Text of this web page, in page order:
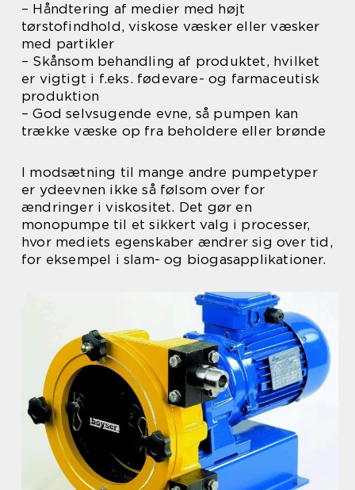
– Håndtering af medier med højt
tørstofindhold, viskose væsker eller væsker
med partikler
– Skånsom behandling af produktet, hvilket
er vigtigt i f.eks. fødevare- og farmaceutisk
produktion
– God selvsugende evne, så pumpen kan
trække væske op fra beholdere eller brønde
I modsætning til mange andre pumpetyper
er ydeevnen ikke så følsom over for
ændringer i viskositet. Det gør en
monopumpe til et sikkert valg i processer,
hvor mediets egenskaber ændrer sig over tid,
for eksempel i slam- og biogasapplikationer.